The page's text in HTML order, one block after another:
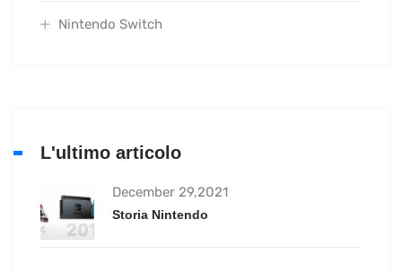
Nintendo Switch
L'ultimo articolo
December 29,2021
Storia Nintendo